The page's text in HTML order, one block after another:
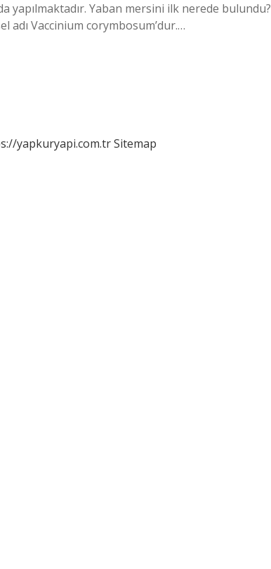
yapılmaktadır. Yaban mersini ilk nerede bulundu?
adı Vaccinium corymbosum’dur.…
yapkuryapi.com.trSitemap